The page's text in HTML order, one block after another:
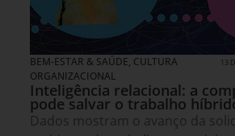
BEM-ESTAR & SAÚDE, CULTURA
ORGANIZACIONAL
13
Inteligência relacional: a
pode salvar o trabalho
Dados mostram o avanço da